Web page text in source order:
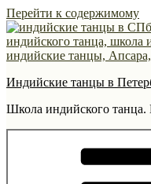
Перейти к содержимому
Индийские танцы в
Школа индийского